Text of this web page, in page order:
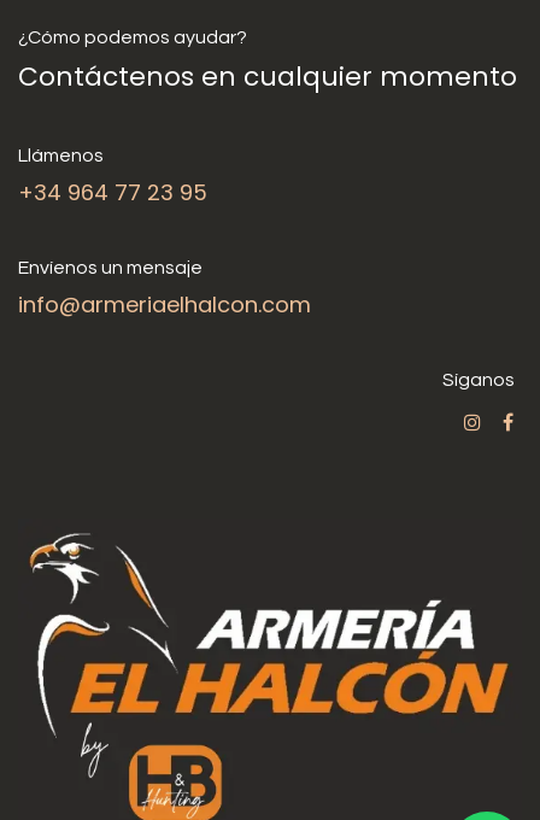
¿Cómo podemos ayudar?
Contáctenos en cualquier momento
Llámenos
+34 964 77 23 95
Envíenos un mensaje
info@armeriaelhalcon.com
Síganos